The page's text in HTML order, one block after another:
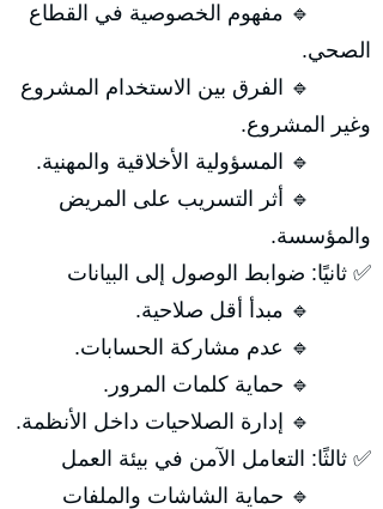
🔹 مفهوم الخصوصية في القطاع
الصحي.
🔹 الفرق بين الاستخدام المشروع
وغير المشروع.
🔹 المسؤولية الأخلاقية والمهنية.
🔹 أثر التسريب على المريض
والمؤسسة.
✅ ثانيًا: ضوابط الوصول إلى البيانات
🔹 مبدأ أقل صلاحية.
🔹 عدم مشاركة الحسابات.
🔹 حماية كلمات المرور.
🔹 إدارة الصلاحيات داخل الأنظمة.
✅ ثالثًا: التعامل الآمن في بيئة العمل
🔹 حماية الشاشات والملفات